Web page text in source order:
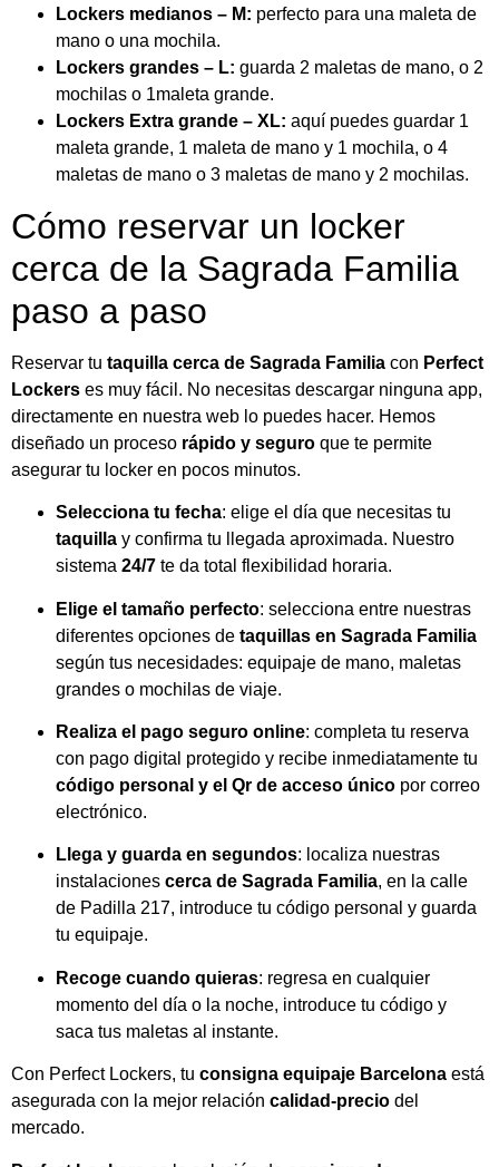
Lockers medianos – M: perfecto para una maleta de
mano o una mochila.
Lockers grandes – L: guarda 2 maletas de mano, o 2
mochilas o 1maleta grande.
Lockers Extra grande – XL: aquí puedes guardar 1
maleta grande, 1 maleta de mano y 1 mochila, o 4
maletas de mano o 3 maletas de mano y 2 mochilas.
Cómo reservar un locker
cerca de la Sagrada Familia
paso a paso
Reservar tu taquilla cerca de Sagrada Familia con Perfect
Lockers es muy fácil. No necesitas descargar ninguna app,
directamente en nuestra web lo puedes hacer. Hemos
diseñado un proceso rápido y seguro que te permite
asegurar tu locker en pocos minutos.
Selecciona tu fecha: elige el día que necesitas tu
taquilla y confirma tu llegada aproximada. Nuestro
sistema 24/7 te da total flexibilidad horaria.
Elige el tamaño perfecto: selecciona entre nuestras
diferentes opciones de taquillas en Sagrada Familia
según tus necesidades: equipaje de mano, maletas
grandes o mochilas de viaje.
Realiza el pago seguro online: completa tu reserva
con pago digital protegido y recibe inmediatamente tu
código personal y el Qr de acceso único por correo
electrónico.
Llega y guarda en segundos: localiza nuestras
instalaciones cerca de Sagrada Familia, en la calle
de Padilla 217, introduce tu código personal y guarda
tu equipaje.
Recoge cuando quieras: regresa en cualquier
momento del día o la noche, introduce tu código y
saca tus maletas al instante.
Con Perfect Lockers, tu consigna equipaje Barcelona está
asegurada con la mejor relación calidad-precio del
mercado.